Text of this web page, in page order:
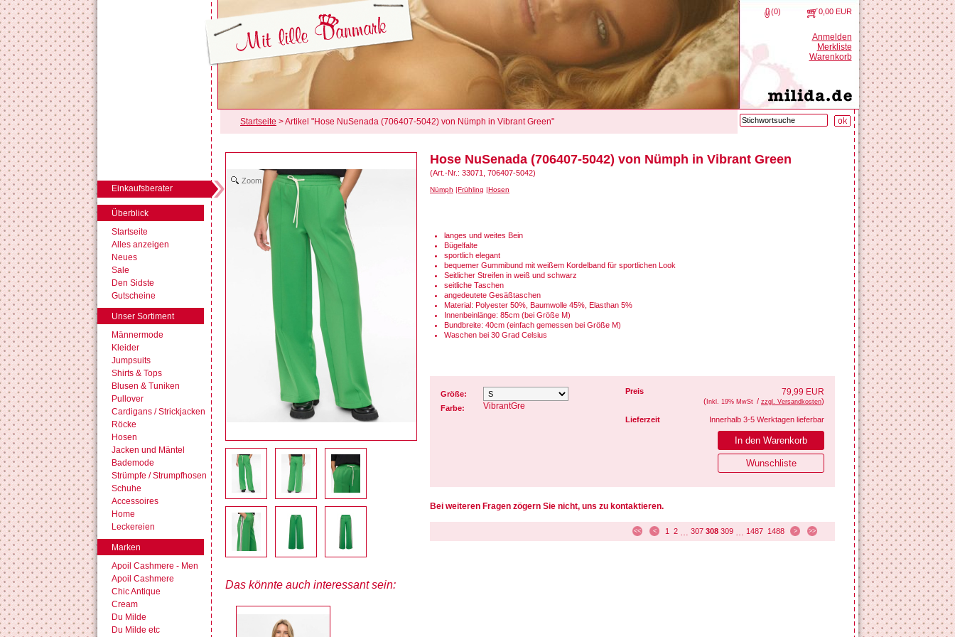
Überblick
Startseite
Alles anzeigen
Neues
Sale
Den Sidste
Gutscheine
Unser Sortiment
Männermode
Kleider
Jumpsuits
Shirts & Tops
Blusen & Tuniken
Pullover
Cardigans / Strickjacken
Röcke
Hosen
Jacken und Mäntel
Bademode
Strümpfe / Strumpfhosen
Schuhe
Accessoires
Home
Leckereien
Marken
Apoil Cashmere - Men
Apoil Cashmere
Chic Antique
Cream
Du Milde
Du Milde etc
(0) 0,00 EUR
Anmelden
Merkliste
Warenkorb
Startseite > Artikel "Hose NuSenada (706407-5042) von Nümph in Vibrant Green"
Einkaufsberater
Zoom
Hose NuSenada (706407-5042) von Nümph in Vibrant Green
(Art.-Nr.: 33071, 706407-5042)
Nümph Frühling Hosen
langes und weites Bein
Bügelfalte
sportlich elegant
bequemer Gummibund mit weißem Kordelband für sportlichen Look
Seitlicher Streifen in weiß und schwarz
seitliche Taschen
angedeutete Gesäßtaschen
Material: Polyester 50%, Baumwolle 45%, Elasthan 5%
Innenbeinlänge: 85cm (bei Größe M)
Bundbreite: 40cm (einfach gemessen bei Größe M)
Waschen bei 30 Grad Celsius
Größe:
Farbe:
VibrantGre
Preis 79,99 EUR
( Inkl. 19% MwSt / zzgl. Versandkosten)
Lieferzeit Innerhalb 3-5 Werktagen lieferbar
Bei weiteren Fragen zögern Sie nicht, uns zu kontaktieren.
<< < 1 2 … 307 308 309 … 1487 1488 > >>
Das könnte auch interessant sein: